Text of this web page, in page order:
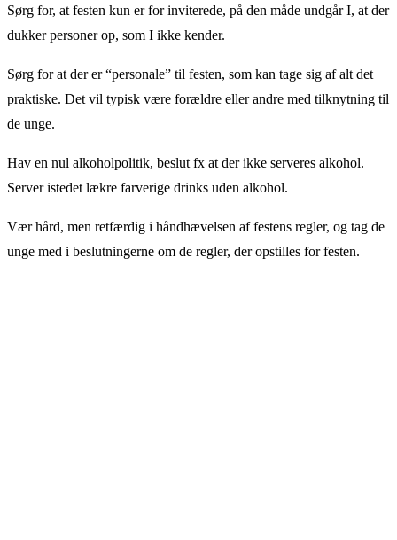
Sørg for, at festen kun er for inviterede, på den måde undgår I, at der
dukker personer op, som I ikke kender.
Sørg for at der er “personale” til festen, som kan tage sig af alt det
praktiske. Det vil typisk være forældre eller andre med tilknytning til
de unge.
Hav en nul alkoholpolitik, beslut fx at der ikke serveres alkohol.
Server istedet lækre farverige drinks uden alkohol.
Vær hård, men retfærdig i håndhævelsen af festens regler, og tag de
unge med i beslutningerne om de regler, der opstilles for festen.